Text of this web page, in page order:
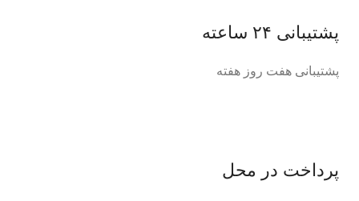
پشتیبانی ۲۴ ساعته
پشتیبانی هفت روز هفته
پرداخت در محل